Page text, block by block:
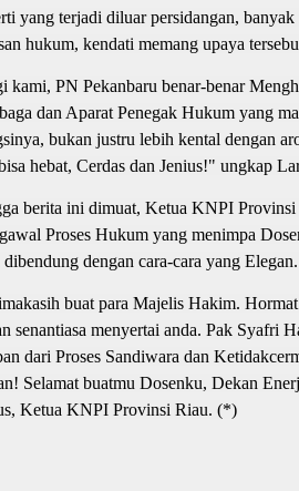
yang terjadi diluar persidangan,
hukum, kendati memang upaya
kami, PN Pekanbaru benar-benar
dan Aparat Penegak Hukum yang
bukan justru lebih kental dengan
hebat, Cerdas dan Jenius!" ungkap
berita ini dimuat, Ketua KNPI Provinsi
Proses Hukum yang menimpa
dibendung dengan cara-cara yang
buat para Majelis Hakim.
senantiasa menyertai anda. Pak Syafri
dari Proses Sandiwara dan
Selamat buatmu Dosenku, Dekan
Ketua KNPI Provinsi Riau. (*)